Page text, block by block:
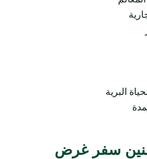
البرية
بنين سفر غرض